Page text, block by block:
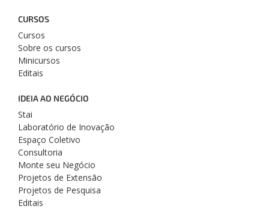
CURSOS
Cursos
Sobre os cursos
Minicursos
Editais
IDEIA AO NEGÓCIO
Stai
Laboratório de Inovação
Espaço Coletivo
Consultoria
Monte seu Negócio
Projetos de Extensão
Projetos de Pesquisa
Editais